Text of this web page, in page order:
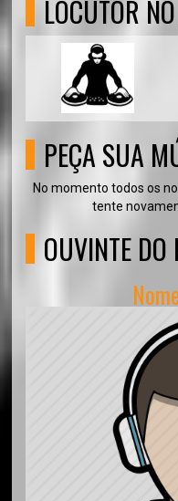
LOCUTOR
PEÇA SUA
No momento todos os
tente
OUVINTE DO